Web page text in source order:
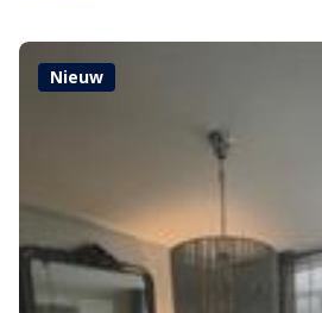
Nieuw